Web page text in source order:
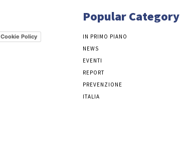
Cookie Policy
Popular Category
IN PRIMO PIANO
NEWS
EVENTI
REPORT
PREVENZIONE
ITALIA